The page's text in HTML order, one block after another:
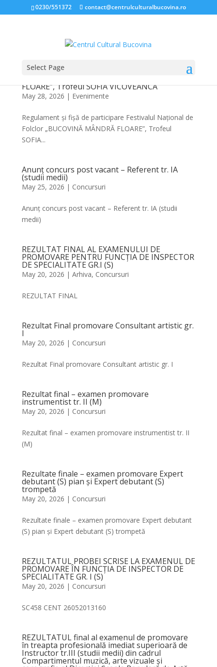
0230/551372 contact@centrulculturalbucovina.ro
Select Page
Regulament și fișă de participare Festivalul
FLOARE”, Trofeul SOFIA VICOVEANCA
May 28, 2026 | Evenimente
Regulament și fișă de participare Festivalul Național de
Folclor „BUCOVINĂ MÂNDRĂ FLOARE”, Trofeul
SOFIA...
Anunț concurs post vacant – Referent tr. IA
(studii medii)
May 25, 2026 | Concursuri
Anunț concurs post vacant – Referent tr. IA (studii
medii)
REZULTAT FINAL AL EXAMENULUI DE
PROMOVARE PENTRU FUNCȚIA DE INSPECTOR
DE SPECIALITATE GR.I (S)
May 20, 2026 | Arhiva, Concursuri
REZULTAT FINAL
Rezultat Final promovare Consultant artistic gr.
I
May 20, 2026 | Concursuri
Rezultat Final promovare Consultant artistic gr. I
Rezultat final – examen promovare
instrumentist tr. II (M)
May 20, 2026 | Concursuri
Rezultat final – examen promovare instrumentist tr. II
(M)
Rezultate finale – examen promovare Expert
debutant (S) pian și Expert debutant (S)
trompetă
May 20, 2026 | Concursuri
Rezultate finale – examen promovare Expert debutant
(S) pian și Expert debutant (S) trompetă
REZULTATUL PROBEI SCRISE LA EXAMENUL DE
PROMOVARE ÎN FUNCȚIA DE INSPECTOR DE
SPECIALITATE GR. I (S)
May 20, 2026 | Concursuri
SC458 CENT 26052013160
REZULTATUL final al examenul de promovare
în treapta profesională imediat superioară de
Instructor tr.III (studii medii) din cadrul
Compartimentul muzică, arte vizuale și